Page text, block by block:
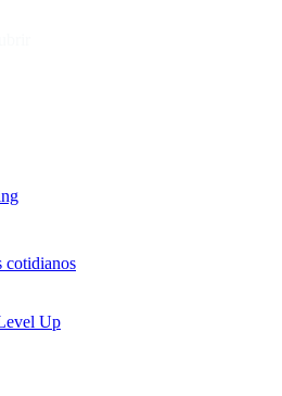
cotidianos
Up